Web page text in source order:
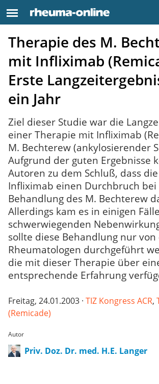
Therapie des M.
mit Infliximab
Erste
ein Jahr
Ziel dieser Studie war die
einer Therapie mit Infliximab
M. Bechterew (ankylosierender
Aufgrund der guten Ergebnisse
Autoren zu dem Schluß, dass
Infliximab einen Durchbruch
Behandlung des M. Bechterew
Allerdings kam es in einigen
schwerwiegenden
sollte diese Behandlung nur
Rheumatologen durchgeführt
die mit dieser Therapie über
entsprechende Erfahrung
Freitag, 24.01.2003 · TIZ Kongress ACR,
(Remicade)
Autor
Priv. Doz. Dr. med. H.E. Langer